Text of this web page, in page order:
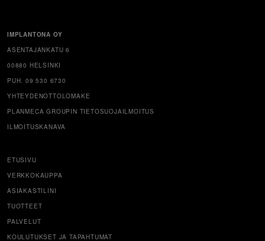
IMPLANTONA OY
ASENTAJANKATU 6
00880 HELSINKI
PUH. 09 530 6730
YHTEYDENOTTOLOMAKE
PLANMECA GROUPIN TIETOSUOJAILMOITUS
ILMOITUSKANAVA
ETUSIVU
VERKKOKAUPPA
ASIAKASTILINI
TUOTTEET
PALVELUT
KOULUTUKSET JA TAPAHTUMAT